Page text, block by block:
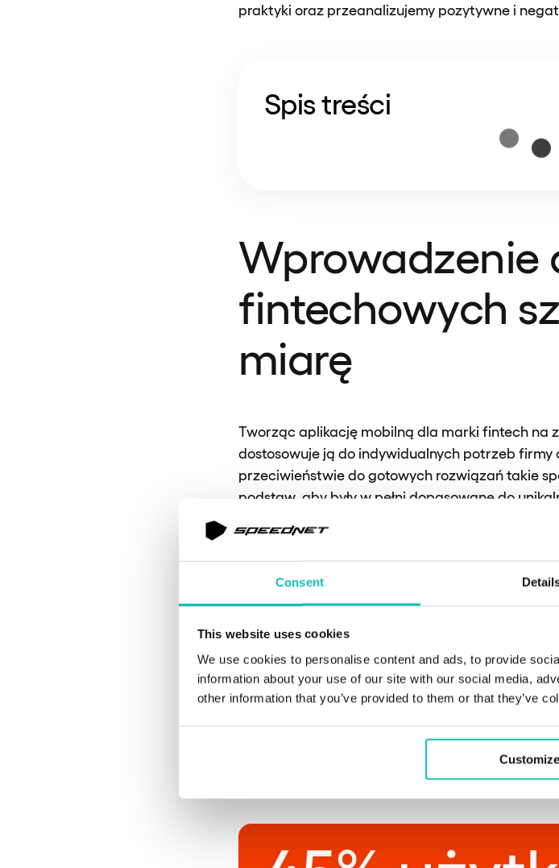
Consent
This website uses cookies
We use cookies to personalise content and ads, to provide
information about your use of our site with our social media,
other information that you’ve provided to them or that they’ve
Customize
praktyki oraz przeanalizujemy pozytywne i
Spis treści
Wprowadzenie
fintechowych
miarę
Tworząc aplikację mobilną dla marki fintech na
dostosowuje ją do indywidualnych potrzeb firmy
przeciwieństwie do gotowych rozwiązań takie
podstaw, aby były w pełni dopasowane do
operacyjnych. Personalizacja ta obejmuje
użytkownika, po mechanizmy bezpieczeństwa i
Wraz z rosnącą popularnością smartfonów,
wymagają dostosowania funkcjonalności takich
sprawdzanie salda konta, czy dokonywanie
ma przed sobą bankowość mobilna. Badania
finansowych aplikacji mobilnych co najmniej raz
spersonalizowane aplikacje internetowe
transakcji w czasie rzeczywistym, skłania
indywidualnie zaprojektowane aplikacje.